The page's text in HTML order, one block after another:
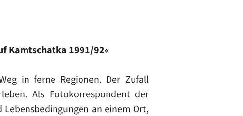
Kamtschatka 1991/92«
in ferne Regionen. Der Zufall
Als Fotokorrespondent der
an einem Ort,